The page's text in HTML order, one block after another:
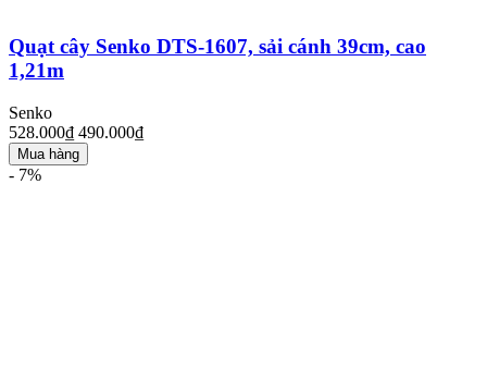
Quạt cây Senko DTS-1607, sải cánh 39cm, cao
1,21m
Senko
528.000₫ 490.000₫
Mua hàng
- 7%